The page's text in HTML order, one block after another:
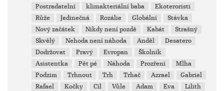
Postradatelní
klimakteriální baba
Ekoteroristi
Růže
Jedinečná Rozálie Globální
Stávka
Nový začátek
Nikdy není pozdě Kabát
Strašný
Skvělý
Nehoda není náhoda Anděl
Desatero
Dodržovat
Pravý Evropan
Školník
Asistentka
Pět pé Náhoda Prozření
Mlha
Podzim
Trhnout Trh Trhač Azrael
Gabriel
Rafael
Kočky Cíl Vůle Adam Eva
Lilith